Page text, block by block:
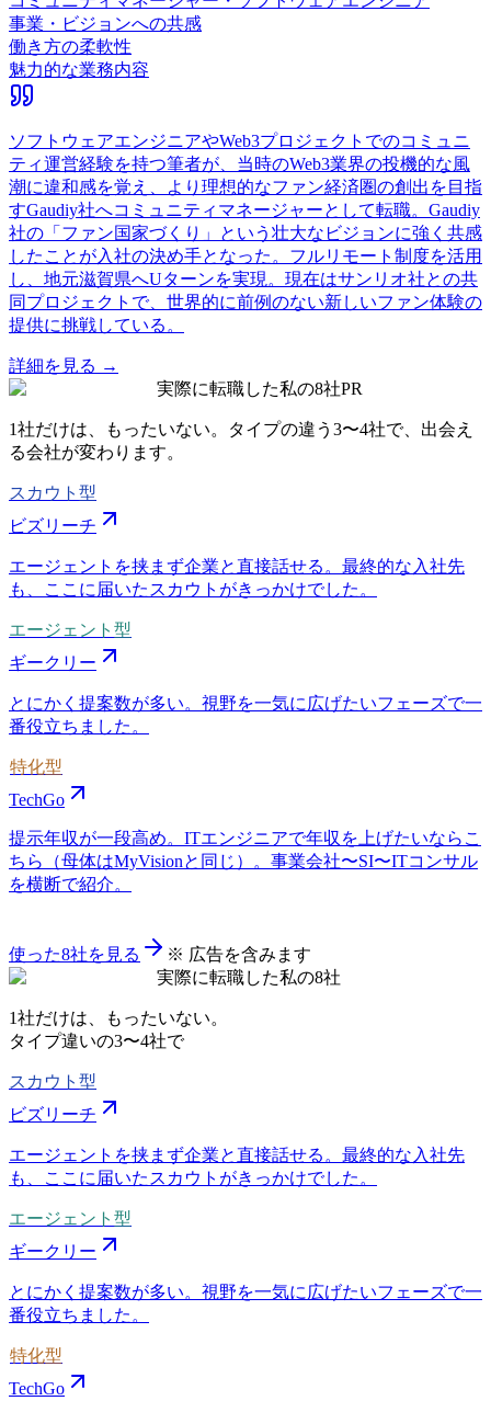
事業・ビジョンへの共感
働き方の柔軟性
魅力的な業務内容
ソフトウェアエンジニアやWeb3プロジェクトでのコミュニ
ティ運営経験を持つ筆者が、当時のWeb3業界の投機的な風
潮に違和感を覚え、より理想的なファン経済圏の創出を目指
すGaudiy社へコミュニティマネージャーとして転職。Gaudiy
社の「ファン国家づくり」という壮大なビジョンに強く共感
したことが入社の決め手となった。フルリモート制度を活用
し、地元滋賀県へUターンを実現。現在はサンリオ社との共
同プロジェクトで、世界的に前例のない新しいファン体験の
提供に挑戦している。
詳細を見る →
実際に転職した私の8社PR
1社だけは、もったいない。タイプの違う 3〜4社で、出会え
る会社が変わります。
スカウト型
ビズリーチ
エージェントを挟まず企業と直接話せる。最終的な入社先
も、ここに届いたスカウトがきっかけでした。
エージェント型
ギークリー
とにかく提案数が多い。視野を一気に広げたいフェーズで一
番役立ちました。
特化型
TechGo
提示年収が一段高め。ITエンジニアで年収を上げたいならこ
ちら（母体はMyVisionと同じ）。事業会社〜SI〜ITコンサル
を横断で紹介。
使った8社を見る
※ 広告を含みます
実際に転職した私の8社
1社だけは、もったいない。
タイプ違いの3〜4社で
スカウト型
ビズリーチ
エージェントを挟まず企業と直接話せる。最終的な入社先
も、ここに届いたスカウトがきっかけでした。
エージェント型
ギークリー
とにかく提案数が多い。視野を一気に広げたいフェーズで一
番役立ちました。
特化型
TechGo